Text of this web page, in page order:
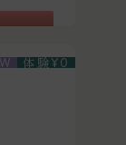
体験¥0